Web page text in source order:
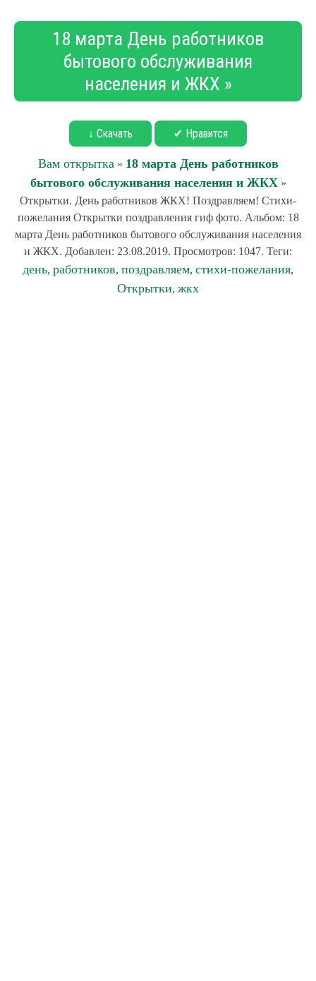
18 марта День работников
бытового обслуживания
населения и ЖКХ »
↓ Скачать ✔ Нравится
Вам открытка » 18 марта День работников
бытового обслуживания населения и ЖКХ »
Открытки. День работников ЖКХ! Поздравляем! Стихи-
пожелания Открытки поздравления гиф фото. Альбом: 18
марта День работников бытового обслуживания населения
и ЖКХ. Добавлен: 23.08.2019. Просмотров: 1047. Теги:
день, работников, поздравляем, стихи-пожелания,
Открытки, жкх